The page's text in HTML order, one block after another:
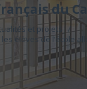
du
et projets
/
élèves de l’école